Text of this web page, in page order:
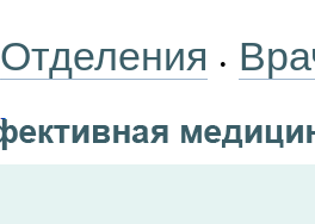
Отделения •